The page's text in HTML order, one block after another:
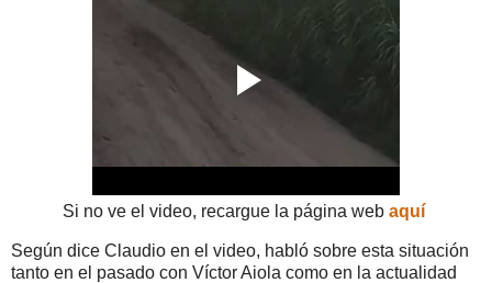
Si no ve el video, recargue la página web aquí
Según dice Claudio en el video, habló sobre esta situación
tanto en el pasado con Víctor Aiola como en la actualidad